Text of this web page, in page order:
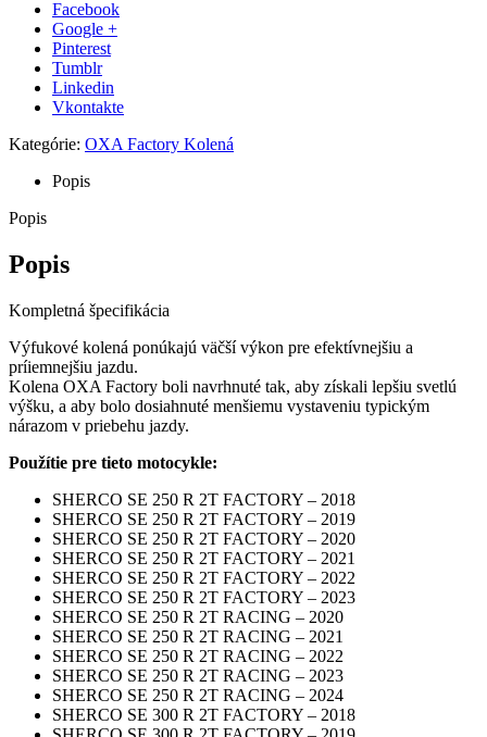
Facebook
Google +
Pinterest
Tumblr
Linkedin
Vkontakte
Kategórie: OXA Factory Kolená
Popis
Popis
Popis
Kompletná špecifikácia
Výfukové kolená ponúkajú väčší výkon pre efektívnejšiu a
príiemnejšiu jazdu.
Kolena OXA Factory boli navrhnuté tak, aby získali lepšiu svetlú
výšku, a aby bolo dosiahnuté menšiemu vystaveniu typickým
nárazom v priebehu jazdy.
Použítie pre tieto motocykle:
SHERCO SE 250 R 2T FACTORY – 2018
SHERCO SE 250 R 2T FACTORY – 2019
SHERCO SE 250 R 2T FACTORY – 2020
SHERCO SE 250 R 2T FACTORY – 2021
SHERCO SE 250 R 2T FACTORY – 2022
SHERCO SE 250 R 2T FACTORY – 2023
SHERCO SE 250 R 2T RACING – 2020
SHERCO SE 250 R 2T RACING – 2021
SHERCO SE 250 R 2T RACING – 2022
SHERCO SE 250 R 2T RACING – 2023
SHERCO SE 250 R 2T RACING – 2024
SHERCO SE 300 R 2T FACTORY – 2018